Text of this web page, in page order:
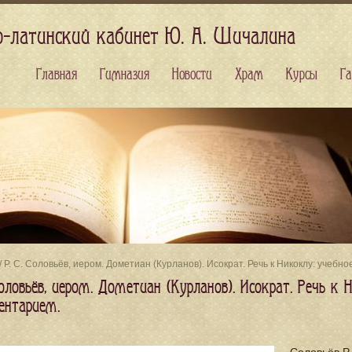
P. С. Соловьёв, иером. Дометиан (Курланов). Исократ. Речь к Никоклу:
иером. Дометиан (Курланов). Исократ. Речь к
латинский кабинет Ю. А. Шичалина
Главная Гимназия Новости Храм Курсы